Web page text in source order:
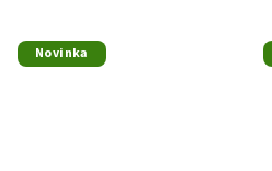
Novinka